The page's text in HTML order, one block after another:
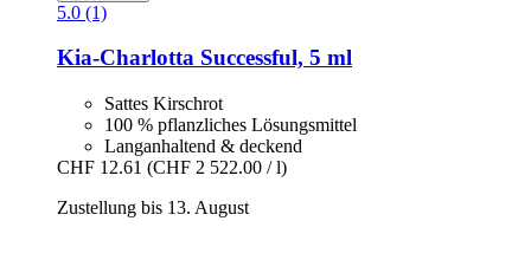
5.0 (1)
Kia-Charlotta Successful, 5 ml
Sattes Kirschrot
100 % pflanzliches Lösungsmittel
Langanhaltend & deckend
CHF 12.61 (CHF 2 522.00 / l)
Zustellung bis 13. August